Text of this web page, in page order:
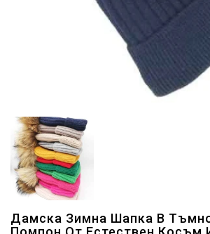
Дамска Зимна Шапка В